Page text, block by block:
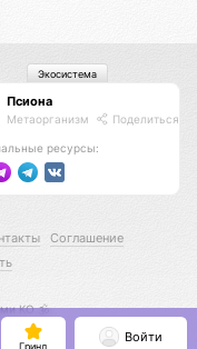
Псиона
Метаорганизм Поделиться
ресурсы:
Экосистема
Соглашение
КО 🕉️
Гринд
Войти